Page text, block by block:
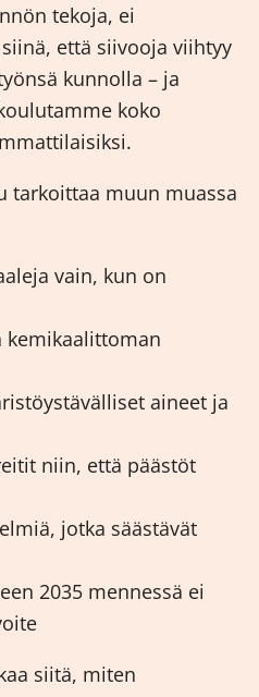
tekoja, ei
että siivooja viihtyy
kunnolla – ja
koko
tarkoittaa muun muassa
vain, kun on
kemikaalittoman
aineet ja
niin, että päästöt
jotka säästävät
2035 mennessä ei
siitä, miten